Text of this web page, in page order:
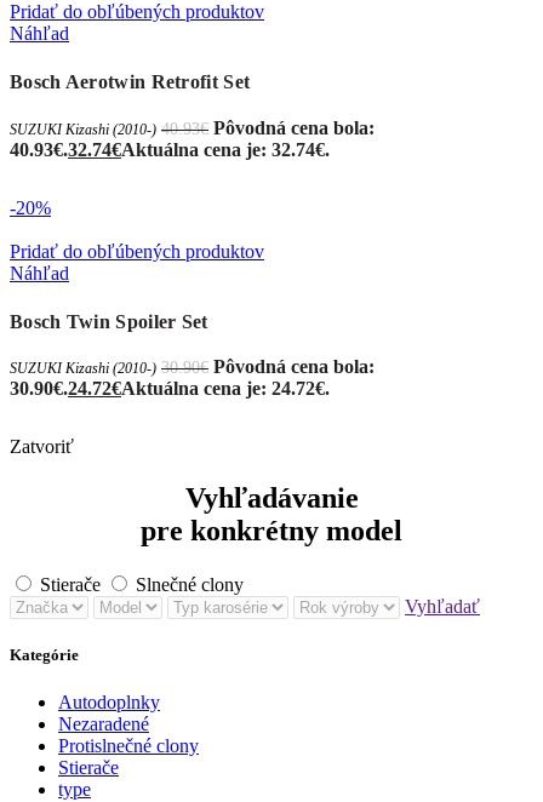
Pridať do obľúbených produktov
Náhľad
Bosch Aerotwin Retrofit Set
SUZUKI Kizashi (2010-) 40.93€ Pôvodná cena bola:
40.93€.32.74€Aktuálna cena je: 32.74€.
-20%
Pridať do obľúbených produktov
Náhľad
Bosch Twin Spoiler Set
SUZUKI Kizashi (2010-) 30.90€ Pôvodná cena bola:
30.90€.24.72€Aktuálna cena je: 24.72€.
Zatvoriť
Vyhľadávanie
pre konkrétny model
Stierače
Slnečné clony
Vyhľadať
Kategórie
Autodoplnky
Nezaradené
Protislnečné clony
Stierače
type